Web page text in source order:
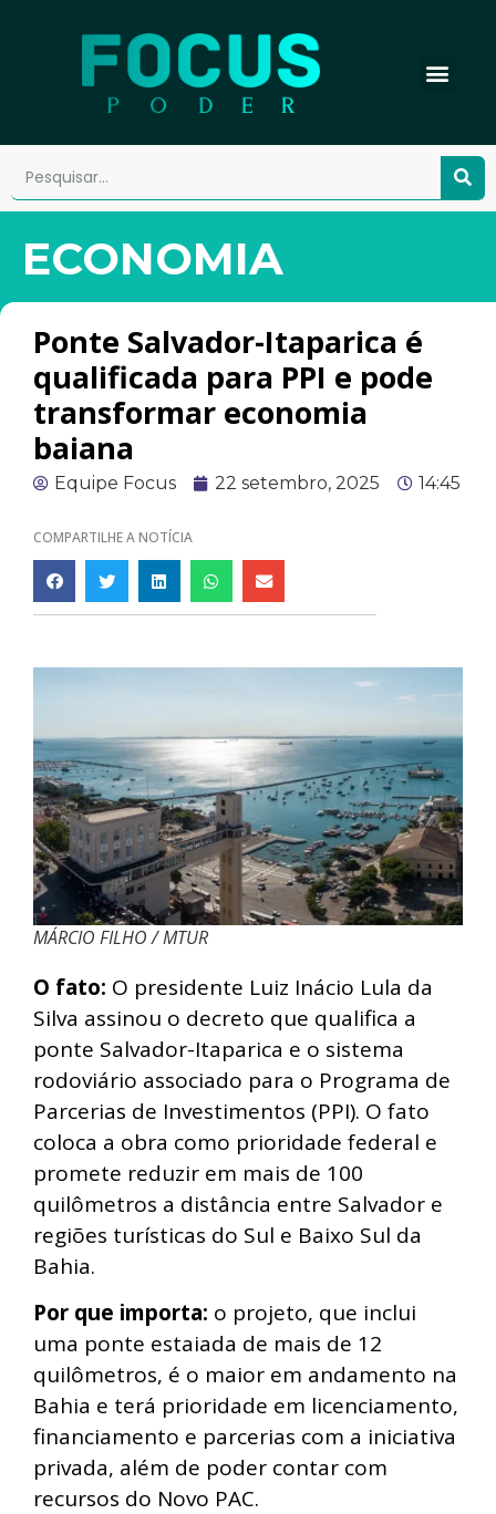
ECONOMIA
Ponte Salvador-Itaparica é
qualificada para PPI e pode
transformar economia
baiana
Equipe Focus 22 setembro, 2025 14:45
COMPARTILHE A NOTÍCIA
MÁRCIO FILHO / MTUR
O fato: O presidente Luiz Inácio Lula da
Silva assinou o decreto que qualifica a
ponte Salvador-Itaparica e o sistema
rodoviário associado para o Programa de
Parcerias de Investimentos (PPI). O fato
coloca a obra como prioridade federal e
promete reduzir em mais de 100
quilômetros a distância entre Salvador e
regiões turísticas do Sul e Baixo Sul da
Bahia.
Por que importa: o projeto, que inclui
uma ponte estaiada de mais de 12
quilômetros, é o maior em andamento na
Bahia e terá prioridade em licenciamento,
financiamento e parcerias com a iniciativa
privada, além de poder contar com
recursos do Novo PAC.